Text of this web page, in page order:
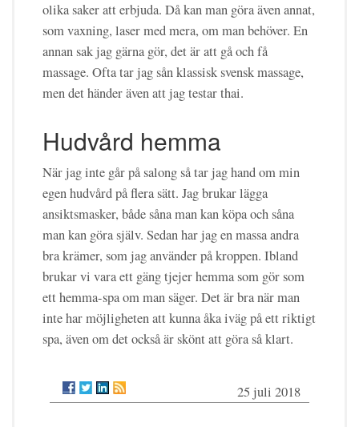
olika saker att erbjuda. Då kan man göra även annat,
som vaxning, laser med mera, om man behöver. En
annan sak jag gärna gör, det är att gå och få
massage. Ofta tar jag sån klassisk svensk massage,
men det händer även att jag testar thai.
Hudvård hemma
När jag inte går på salong så tar jag hand om min
egen hudvård på flera sätt. Jag brukar lägga
ansiktsmasker, både såna man kan köpa och såna
man kan göra själv. Sedan har jag en massa andra
bra krämer, som jag använder på kroppen. Ibland
brukar vi vara ett gäng tjejer hemma som gör som
ett hemma-spa om man säger. Det är bra när man
inte har möjligheten att kunna åka iväg på ett riktigt
spa, även om det också är skönt att göra så klart.
25 juli 2018